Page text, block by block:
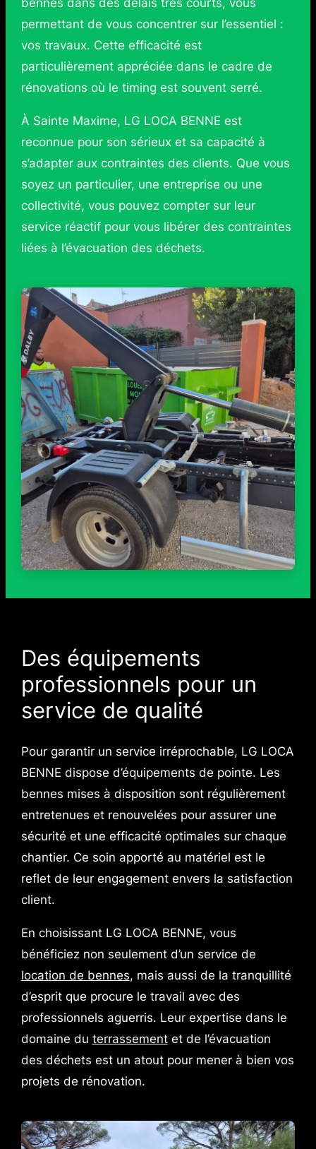
bennes dans des délais très courts, vous
permettant de vous concentrer sur l’essentiel :
vos travaux. Cette efficacité est
particulièrement appréciée dans le cadre de
rénovations où le timing est souvent serré.
À Sainte Maxime, LG LOCA BENNE est
reconnue pour son sérieux et sa capacité à
s’adapter aux contraintes des clients. Que vous
soyez un particulier, une entreprise ou une
collectivité, vous pouvez compter sur leur
service réactif pour vous libérer des contraintes
liées à l’évacuation des déchets.
Des équipements
professionnels pour un
service de qualité
Pour garantir un service irréprochable, LG LOCA
BENNE dispose d’équipements de pointe. Les
bennes mises à disposition sont régulièrement
entretenues et renouvelées pour assurer une
sécurité et une efficacité optimales sur chaque
chantier. Ce soin apporté au matériel est le
reflet de leur engagement envers la satisfaction
client.
En choisissant LG LOCA BENNE, vous
bénéficiez non seulement d’un service de
location de bennes, mais aussi de la tranquillité
d’esprit que procure le travail avec des
professionnels aguerris. Leur expertise dans le
domaine du terrassementet de l’évacuation
des déchets est un atout pour mener à bien vos
projets de rénovation.